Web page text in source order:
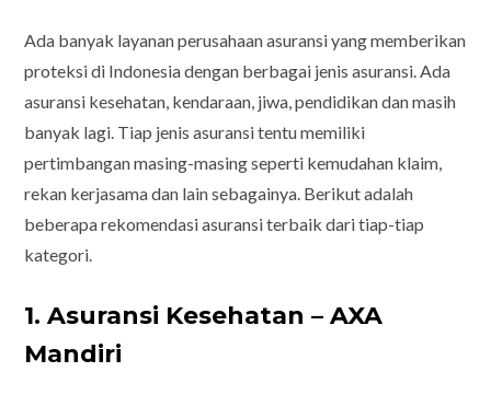
Ada banyak layanan perusahaan asuransi yang memberikan
proteksi di Indonesia dengan berbagai jenis asuransi. Ada
asuransi kesehatan, kendaraan, jiwa, pendidikan dan masih
banyak lagi. Tiap jenis asuransi tentu memiliki
pertimbangan masing-masing seperti kemudahan klaim,
rekan kerjasama dan lain sebagainya. Berikut adalah
beberapa rekomendasi asuransi terbaik dari tiap-tiap
kategori.
1. Asuransi Kesehatan – AXA
Mandiri